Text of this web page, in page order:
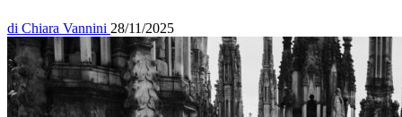
di Chiara Vannini 28/11/2025